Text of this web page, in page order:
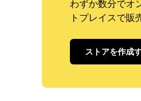
わずか数分でオ
トプレイスで販
ストアを作成